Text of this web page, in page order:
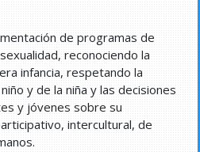
de programas de
reconociendo la
infancia, respetando la
y de la niña y las decisiones
y jóvenes sobre su
intercultural, de